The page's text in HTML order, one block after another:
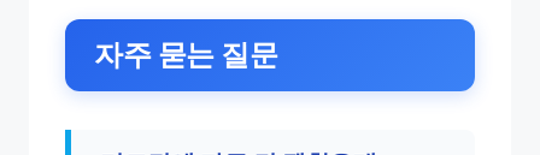
자주 묻는 질문